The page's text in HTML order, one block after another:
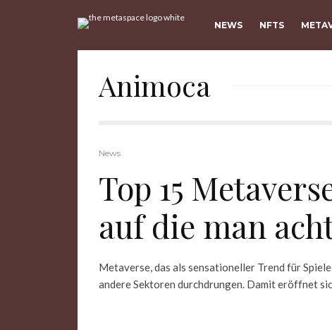
NEWS NFTS
Animoca
News
Top 15
auf die man
Metaverse, das als sensationeller Trend für
andere Sektoren durchdrungen. Damit eröffnet